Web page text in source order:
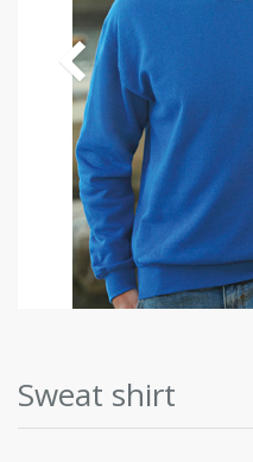
Sweat shirt